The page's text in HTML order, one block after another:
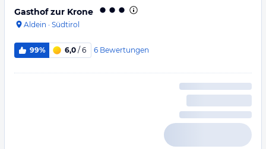
Gasthof zur Krone
Aldein · Südtirol
99% 6,0 / 6 6 Bewertungen